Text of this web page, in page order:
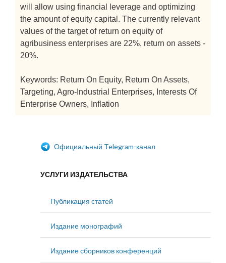
will allow using financial leverage and optimizing
the amount of equity capital. The currently relevant
values of the target of return on equity of
agribusiness enterprises are 22%, return on assets -
20%.
Keywords: Return On Equity, Return On Assets,
Targeting, Agro-Industrial Enterprises, Interests Of
Enterprise Owners, Inflation
Официальный Telegram-канал
УСЛУГИ ИЗДАТЕЛЬСТВА
Публикация статей
Издание монографий
Издание сборников конференций